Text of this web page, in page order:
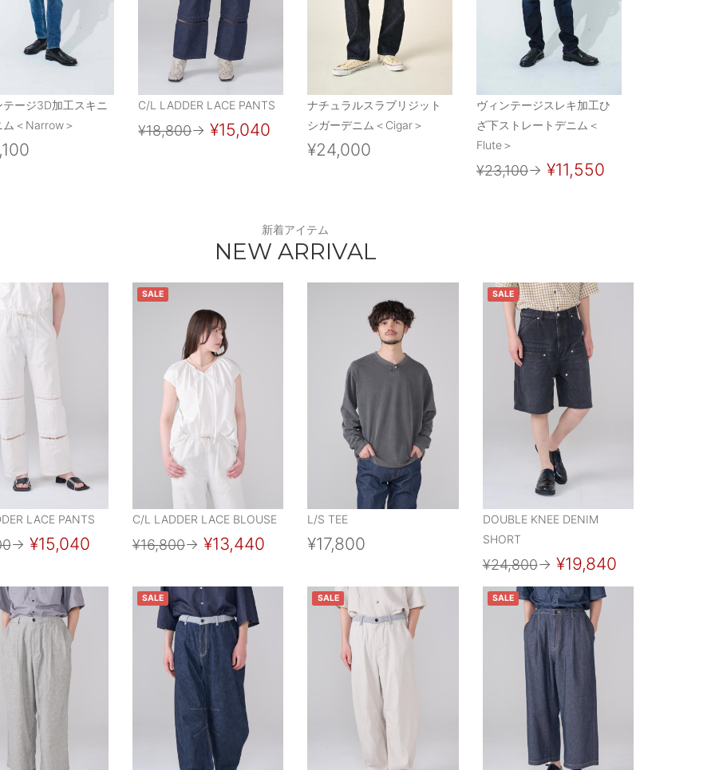
ージ3D加工スキニ
＜Narrow＞
C/L LADDER LACE PANTS
¥18,800→ ¥15,040
ナチュラルスラブリジット
シガーデニム＜Cigar＞
¥24,000
ヴィンテージスレキ加工ひ
ざ下ストレートデニム＜
Flute＞
¥23,100→ ¥11,550
新着アイテム
NEW ARRIVAL
LACE PANTS
→ ¥15,040
SALE
C/L LADDER LACE BLOUSE
¥16,800→ ¥13,440
L/S TEE
¥17,800
SALE
DOUBLE KNEE DENIM
SHORT
¥24,800→ ¥19,840
SALE SALE SALE